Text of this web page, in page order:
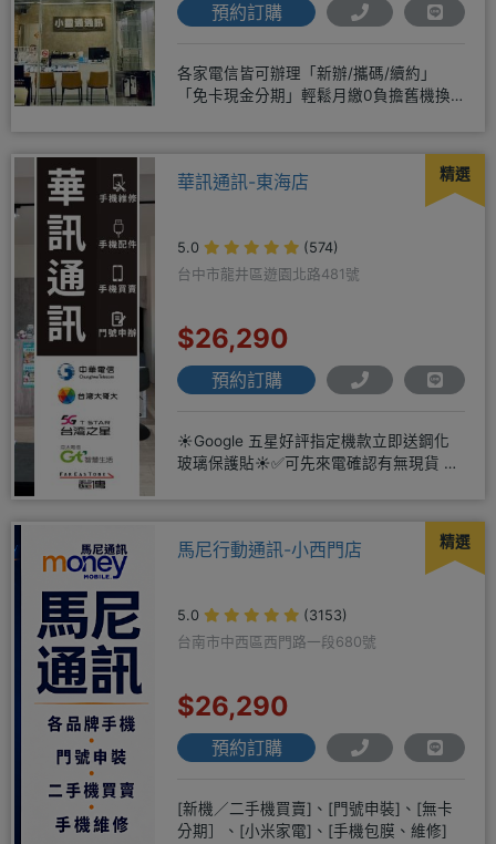
預約訂購
各家電信皆可辦理「新辦/攜碼/續約」
「免卡現金分期」輕鬆月繳0負擔舊機換
精選
華訊通訊-東海店
5.0
(574)
台中市龍井區遊園北路481號
$26,290
預約訂購
☀️Google 五星好評指定機款立即送鋼化
玻璃保護貼☀️✅可先來電確認有無現貨 ☎️
精選
馬尼行動通訊-小西門店
5.0
(3153)
台南市中西區西門路一段680號
$26,290
預約訂購
[新機／二手機買賣]、[門號申裝]、[無卡
分期］、[小米家電]、[手機包膜、維修]